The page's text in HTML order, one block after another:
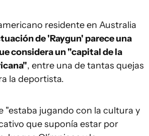
residente en Australia
de 'Raygun' parece una
considera un "capital de la
, entre una de tantas quejas
la deportista.
"estaba jugando con la cultura y
que suponía estar por